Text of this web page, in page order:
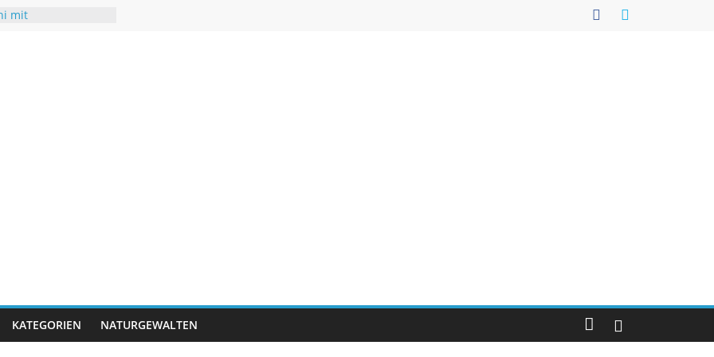
mit
KATEGORIEN NATURGEWALTEN